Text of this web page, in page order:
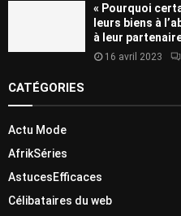
« Pourquoi
leurs biens à
à leur
16 avril 2023
CATÉGORIES
Actu Mode
AfrikSéries
AstucesEfficaces
Célibataires du web